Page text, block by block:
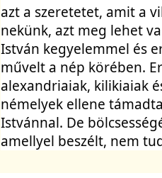
azt a szeretetet, amit a
nekünk, azt meg lehet
István kegyelemmel és
művelt a nép körében.
alexandriaiak, kilikiaiak
némelyek ellene
Istvánnal. De
amellyel beszélt, nem